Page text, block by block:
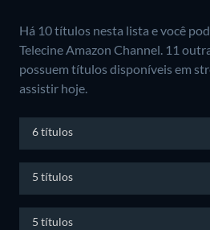
Há 10 títulos nesta lista e você
Telecine Amazon Channel. 11
possuem títulos disponíveis em
assistir hoje.
6 títulos
5 títulos
5 títulos